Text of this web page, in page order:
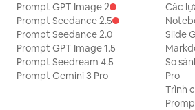
Prompt GPT Image 2
Prompt Seedance 2.5
Prompt Seedance 2.0
Prompt GPT Image 1.5
Prompt Seedream 4.5
Prompt Gemini 3 Pro
Các
Slide
So
Pro
Trình